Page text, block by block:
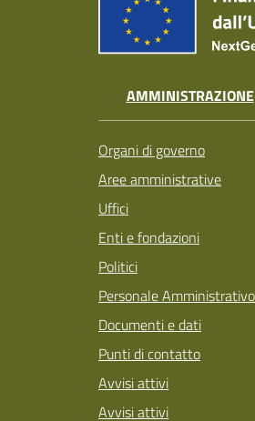
AMMINISTRAZIONE
Organi di governo
Aree amministrative
Uffici
Enti e fondazioni
Politici
Personale Amministrativo
Documenti e dati
Punti di contatto
Avvisi attivi
Avvisi attivi